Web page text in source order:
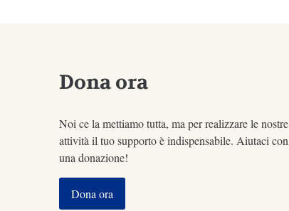
Dona ora
Noi ce la mettiamo tutta, ma per realizzare le nostre
attività il tuo supporto è indispensabile. Aiutaci con
una donazione!
Dona ora